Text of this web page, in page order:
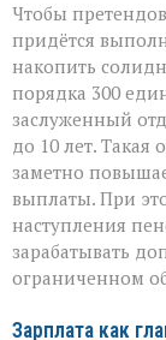
Чтобы
придётся
накопить
порядка 300
заслуженный
до 10 лет. Такая
заметно
выплаты. При
наступления
зарабатывать
ограниченном
Зарплата как